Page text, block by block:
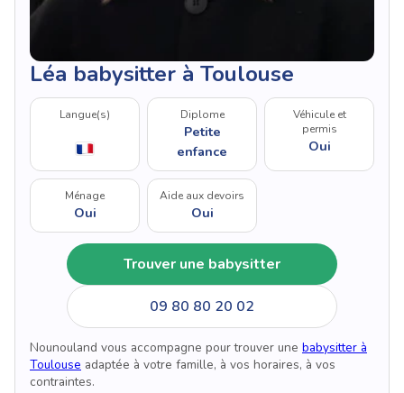
Léa babysitter à Toulouse
Langue(s) Diplome
Petite
enfance
Véhicule et
permis
Oui
Ménage
Oui
Aide aux devoirs
Oui
Trouver une babysitter
09 80 80 20 02
Nounouland vous accompagne pour trouver une babysitter à
Toulouse adaptée à votre famille, à vos horaires, à vos
contraintes.